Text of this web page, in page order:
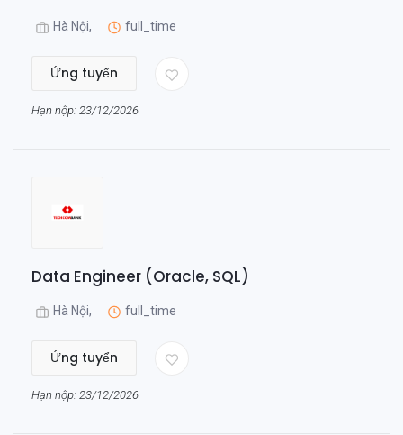
Hà Nội, full_time
Ứng tuyển
Hạn nộp: 23/12/2026
Data Engineer (Oracle, SQL)
Hà Nội, full_time
Ứng tuyển
Hạn nộp: 23/12/2026